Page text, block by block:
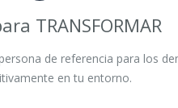
TRANSFORMAR
de referencia para los
en tu entorno.